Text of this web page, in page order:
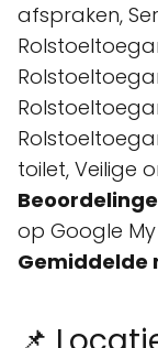
afspraken,
toilet, Veilige
op Google My
Gemiddelde